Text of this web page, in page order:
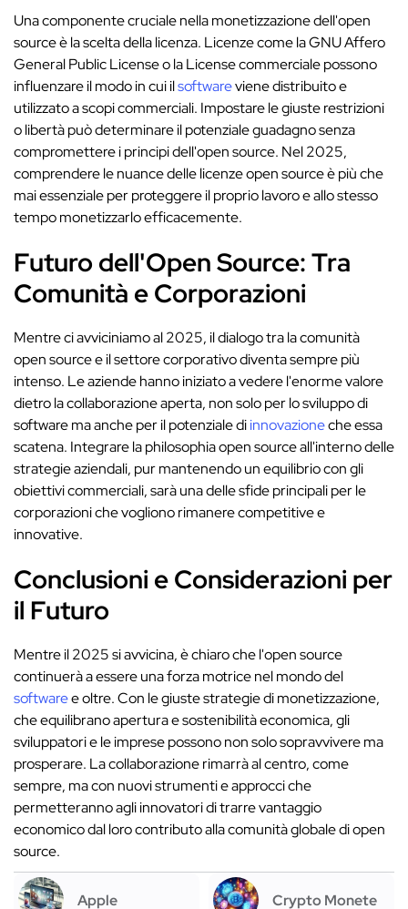
Una componente cruciale nella monetizzazione dell'open
source è la scelta della licenza. Licenze come la GNU Affero
General Public License o la License commerciale possono
influenzare il modo in cui ilsoftwareviene distribuito e
utilizzato a scopi commerciali. Impostare le giuste restrizioni
o libertà può determinare il potenziale guadagno senza
compromettere i principi dell'open source. Nel 2025,
comprendere le nuance delle licenze open source è più che
mai essenziale per proteggere il proprio lavoro e allo stesso
tempo monetizzarlo efficacemente.
Futuro dell'Open Source: Tra
Comunità e Corporazioni
Mentre ci avviciniamo al 2025, il dialogo tra la comunità
open source e il settore corporativo diventa sempre più
intenso. Le aziende hanno iniziato a vedere l'enorme valore
dietro la collaborazione aperta, non solo per lo sviluppo di
software ma anche per il potenziale diinnovazioneche essa
scatena. Integrare la philosophia open source all'interno delle
strategie aziendali, pur mantenendo un equilibrio con gli
obiettivi commerciali, sarà una delle sfide principali per le
corporazioni che vogliono rimanere competitive e
innovative.
Conclusioni e Considerazioni per
il Futuro
Mentre il 2025 si avvicina, è chiaro che l'open source
continuerà a essere una forza motrice nel mondo del
softwaree oltre. Con le giuste strategie di monetizzazione,
che equilibrano apertura e sostenibilità economica, gli
sviluppatori e le imprese possono non solo sopravvivere ma
prosperare. La collaborazione rimarrà al centro, come
sempre, ma con nuovi strumenti e approcci che
permetteranno agli innovatori di trarre vantaggio
economico dal loro contributo alla comunità globale di open
source.
Apple Crypto Monete